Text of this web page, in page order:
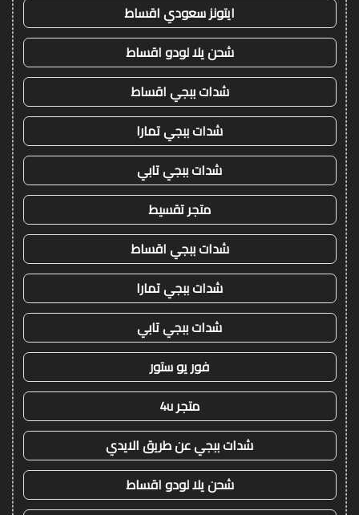
ايتونز سعودي اقساط
شحن يلا لودو اقساط
شدات ببجي اقساط
شدات ببجي تمارا
شدات ببجي تابي
متجر تقسيط
شدات ببجي اقساط
شدات ببجي تمارا
شدات ببجي تابي
فور يو ستور
متجر 4u
شدات ببجي عن طريق الايدي
شحن يلا لودو اقساط